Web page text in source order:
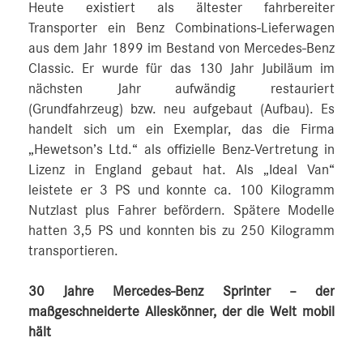
Heute existiert als ältester fahrbereiter
Transporter ein Benz Combinations-Lieferwagen
aus dem Jahr 1899 im Bestand von Mercedes-Benz
Classic. Er wurde für das 130 Jahr Jubiläum im
nächsten Jahr aufwändig restauriert
(Grundfahrzeug) bzw. neu aufgebaut (Aufbau). Es
handelt sich um ein Exemplar, das die Firma
„Hewetson’s Ltd.“ als offizielle Benz-Vertretung in
Lizenz in England gebaut hat. Als „Ideal Van“
leistete er 3 PS und konnte ca. 100 Kilogramm
Nutzlast plus Fahrer befördern. Spätere Modelle
hatten 3,5 PS und konnten bis zu 250 Kilogramm
transportieren.
30 Jahre Mercedes-Benz Sprinter – der
maßgeschneiderte Alleskönner, der die Welt mobil
hält